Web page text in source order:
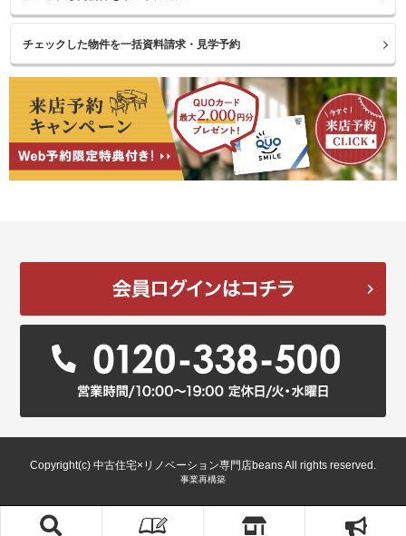
Copyright(c) 中古住宅×リノベーション専門店beans All rights reserved.
事業再構築